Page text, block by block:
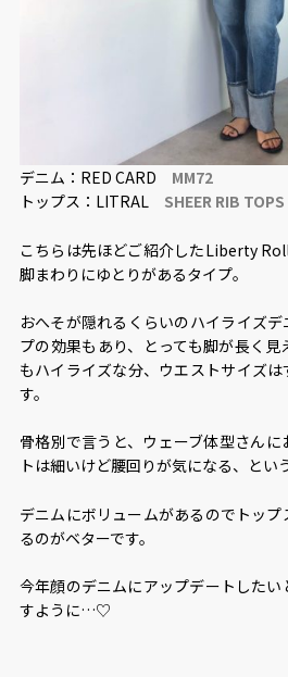
デニム：RED CARD MM72
トップス：LITRAL SHEER RIB TOPS
こちらは先ほどご紹介したLiberty
脚まわりにゆとりがあるタイプ。
おへそが隠れるくらいのハイライズ
プの効果もあり、とっても脚が長く
もハイライズな分、ウエストサイズ
す。
骨格別で言うと、ウェーブ体型さん
トは細いけど腰回りが気になる、とい
デニムにボリュームがあるのでトッ
るのがベターです。
今年顔のデニムにアップデートした
すように…♡